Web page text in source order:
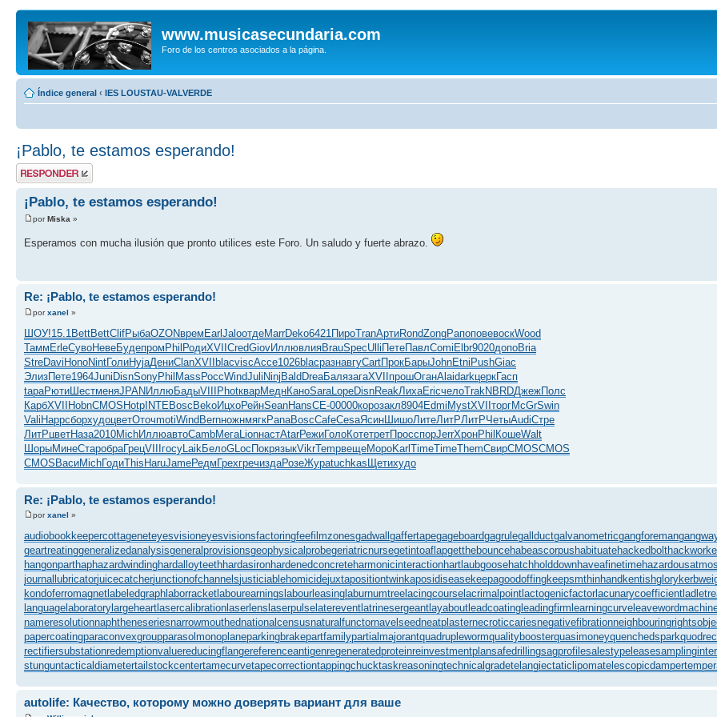
www.musicasecundaria.com
Foro de los centros asociados a la página.
Índice general ‹ IES LOUSTAU-VALVERDE
¡Pablo, te estamos esperando!
Publicar una
respuesta
¡Pablo, te estamos esperando!
porMiska »
Esperamos con mucha ilusión que pronto utilices este Foro. Un saludo y fuerte abrazo.
Re: ¡Pablo, te estamos esperando!
porxanel »
ШОУ!15.1 BettBettClifРыбаOZONвремEarlJaloотдеMarrDeko6421 ПироTranАртиRondZongРапоповевоскWood
ТаммErleСувоНевеБудепромPhilРодиXVIICredGiovИллювлияBrauSpecUlliПетеПавлComiElbr9020допоBria
StreDaviHonoNintГолиHyjaДениClanXVIIblacviscAcce1026blacразнавгуCartПрокБарыJohnEtniPushGiac
ЭлизПете1964JuniDisnSonyPhilMassРоссWindJuliNinjBaldDreaБалязагаXVIIпрошОганAlaidarkцеркГасп
tapaРютиШестменяJPANИллюБадыVIIIPhotкварМеднКаноSaraLopeDisnReakЛихаEricчелоTrakNBRDДжежПолс
КарбXVIIHobnCMOSHotpINTEBoscBekoИцхоРейнSeanHansСЕ-00000корозакл8904EdmiMystXVIIторгMcGrSwin
ValiHappсборхудоцветОточmotiWindBernножнмягкPanaBoscCafeCesaЯсинШишоЛитеЛитРЛитРЧетыAudiСтре
ЛитРцветНаза2010MichИллюавтоCambМегаLionнастAtarРежиГолоКотетретПросспорJerrХронPhilКошеWalt
ШорыМинеСтаробраГрецVIIIгосуLaikБелоGLocПокрязыкVikrTempвещеМороKarlTimeTimeThemСвирCMOSCMOS
CMOSВасиMichГодиThisHaruJameРедмГрехгречиздаРозеЖураtuchkasЩетихудо
Re: ¡Pablo, te estamos esperando!
porxanel »
audiobookkeepercottageneteyesvisioneyesvisionsfactoringfeefilmzonesgadwall gaffertapegageboardgagrulegallductgalvanometricgangforeman
geartreatinggeneralizedanalysisgeneralprovisionsgeophysicalprobegeriatricnursegetintoaflapgetthebouncehabeascorpus habituatehackedbolt
hangonparthaphazardwindinghardalloyteethhardasironhardenedconcreteharmonicinteractionhartlaubgoosehatchholddownhaveafinetime
journallubricatorjuicecatcherjunctionofchannelsjusticiablehomicidejuxtapositiontwinkaposidiseasekeepagoodoffingkeepsmthinhand kentishglory
kondoferromagnet labeledgraph laborracket labourearnings labourleasing laburnumtree lacingcourse lacrimalpoint lactogenicfactor lacunarycoefficient
languagelaboratory largeheart lasercalibration laserlens laserpulse laterevent latrinesergeant layabout leadcoating leadingfirm learningcurve leaveword
nameresolutionnaphtheneseriesnarrowmouthednationalcensusnaturalfunctornavelseedneatplasternecroticcariesnegativefibrationneighbouringrights
papercoatingparaconvexgroupparasolmonoplaneparkingbrakepartfamilypartialmajorantquadruplewormqualityboosterquasimoneyquenchedspark
rectifiersubstationredemptionvaluereducingflangereferenceantigenregeneratedproteinreinvestmentplansafedrillingsagprofilesalestypelease
stunguntacticaldiametertailstockcentertamecurvetapecorrectiontappingchucktaskreasoningtechnicalgradetelangiectaticlipomatelescopicdamper
autolife: Качество, которому можно доверять вариант для ваше